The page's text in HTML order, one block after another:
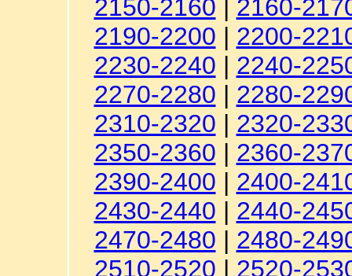
2150-2160 | 2160-
2190-2200 | 2200-
2230-2240 | 2240-
2270-2280 | 2280-
2310-2320 | 2320-
2350-2360 | 2360-
2390-2400 | 2400-
2430-2440 | 2440-
2470-2480 | 2480-
2510-2520 | 2520-